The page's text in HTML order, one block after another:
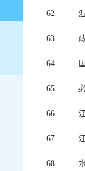
62
63
64
65
66
67
68